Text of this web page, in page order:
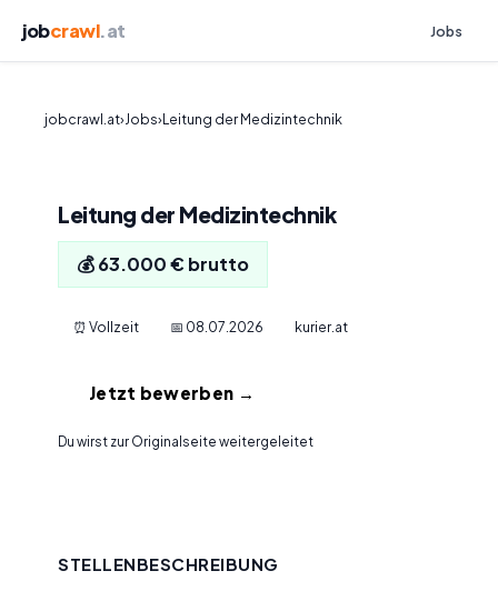
jobcrawl.at Jobs
jobcrawl.at›Jobs›Leitung der Medizintechnik
Leitung der Medizintechnik
💰 63.000 € brutto
⏰ Vollzeit 📅 08.07.2026 kurier.at
Jetzt bewerben →
Du wirst zur Originalseite weitergeleitet
STELLENBESCHREIBUNG